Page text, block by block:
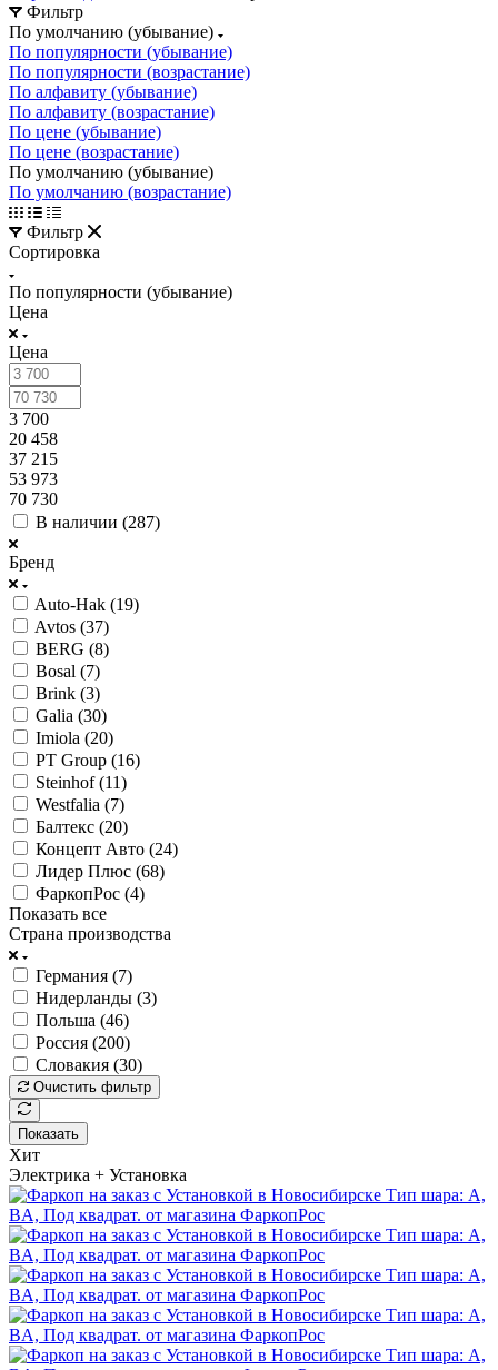
Фильтр
По умолчанию (убывание)
По популярности (убывание)
По популярности (возрастание)
По алфавиту (убывание)
По алфавиту (возрастание)
По цене (убывание)
По цене (возрастание)
По умолчанию (убывание)
По умолчанию (возрастание)
Фильтр
Сортировка
По популярности (убывание)
Цена
Цена
3 700
20 458
37 215
53 973
70 730
В наличии (287)
Бренд
Auto-Hak (19)
Avtos (37)
BERG (8)
Bosal (7)
Brink (3)
Galia (30)
Imiola (20)
PT Group (16)
Steinhof (11)
Westfalia (7)
Балтекс (20)
Концепт Авто (24)
Лидер Плюс (68)
ФаркопРос (4)
Показать все
Страна производства
Германия (7)
Нидерланды (3)
Польша (46)
Россия (200)
Словакия (30)
Очистить фильтр
Показать
Хит
Электрика + Установка